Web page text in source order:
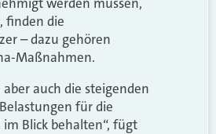
finden die
– dazu gehören
Maßnahmen.
aber auch die steigenden
für die
Blick behalten“, fügt